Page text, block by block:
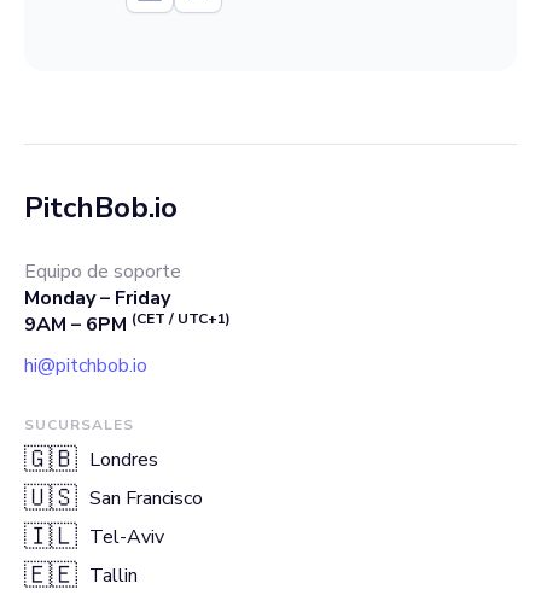
PitchBob.io
Equipo de soporte
Monday – Friday
9AM – 6PM (CET / UTC+1)
hi@pitchbob.io
SUCURSALES
🇬🇧 Londres
🇺🇸 San Francisco
🇮🇱 Tel-Aviv
🇪🇪 Tallin